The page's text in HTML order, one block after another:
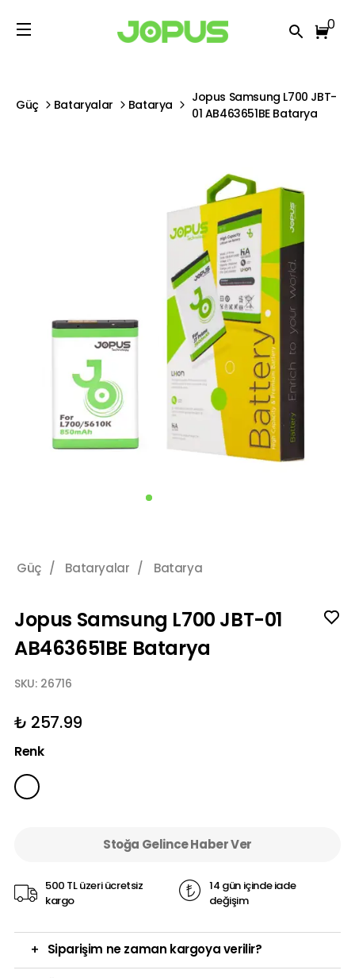
0
Güç Bataryalar Batarya
Jopus Samsung L700 JBT-
01 AB463651BE Batarya
Güç / Bataryalar / Batarya
Jopus Samsung L700 JBT-01
AB463651BE Batarya
SKU: 26716
₺ 257.99
Renk
Stoğa Gelince Haber Ver
500 TL üzeri ücretsiz
kargo
14 gün içinde iade
değişim
+ Siparişim ne zaman kargoya verilir?